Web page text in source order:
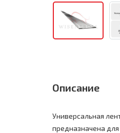
Описание
Универсальная
предназначена